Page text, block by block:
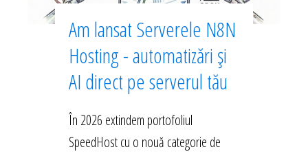
Am lansat Serverele N8N
Hosting - automatizări și
AI direct pe serverul tău
În 2026 extindem portofoliul
SpeedHost cu o nouă categorie de